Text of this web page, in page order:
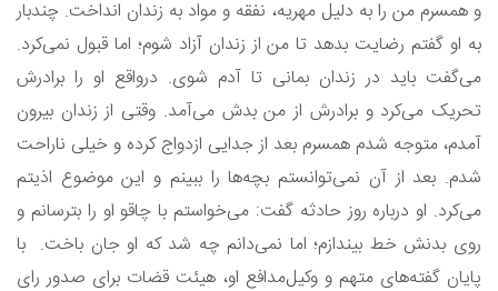
و همسرم من را به دلیل مهریه، نفقه و مواد به زندان انداخت. چندبار
به او گفتم رضایت بدهد تا من از زندان آزاد شوم؛ اما قبول نمی‌کرد.
می‌گفت باید در زندان بمانی تا آدم شوی. درواقع او را برادرش
تحریک می‌کرد و برادرش از من بدش می‌آمد. وقتی از زندان بیرون
آمدم، متوجه شدم همسرم بعد از جدایی ازدواج کرده و خیلی ناراحت
شدم. بعد از آن نمی‌توانستم بچه‌ها را ببینم و این موضوع اذیتم
می‌کرد. او درباره روز حادثه گفت: می‌خواستم با چاقو او را بترسانم و
روی بدنش خط بیندازم؛ اما نمی‌دانم چه شد که او جان باخت. با
پایان گفته‌های متهم و وکیل‌مدافع او، هیئت قضات برای صدور رای